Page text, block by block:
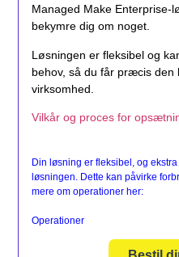
Managed Make Enterprise-
bekymre dig om noget.
Løsningen er fleksibel og
behov, så du får præcis den
virksomhed.
Vilkår og proces for
Din løsning er fleksibel, og
løsningen. Dette kan påvirke
mere om operationer her:
Operationer